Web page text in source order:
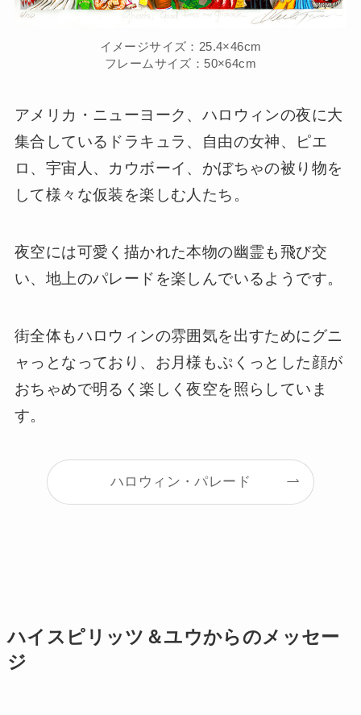
イメージサイズ：25.4×46cm
フレームサイズ：50×64cm
アメリカ・ニューヨーク、ハロウィンの夜に大
集合しているドラキュラ、自由の女神、ピエ
ロ、宇宙人、カウボーイ、かぼちゃの被り物を
して様々な仮装を楽しむ人たち。
夜空には可愛く描かれた本物の幽霊も飛び交
い、地上のパレードを楽しんでいるようです。
街全体もハロウィンの雰囲気を出すためにグニ
ャっとなっており、お月様もぷくっとした顔が
おちゃめで明るく楽しく夜空を照らしていま
す。
ハロウィン・パレード
ハイスピリッツ＆ユウからのメッセー
ジ